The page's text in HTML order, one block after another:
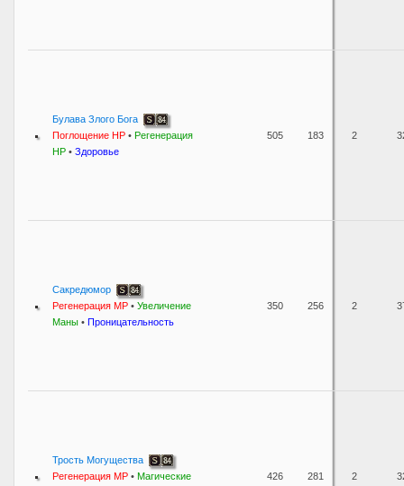
Булава Злого Бога
Поглощение HP • Регенерация
HP • Здоровье
505 183 2
Сакредюмор
Регенерация MP • Увеличение
Маны • Проницательность
350 256 2
Трость Могущества
Регенерация MP • Магические
426 281 2